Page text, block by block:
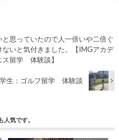
思っていたので人一倍いや二倍ぐ
ないと気付きました。【IMGアカデ
ス留学 体験談】
学生：ゴルフ留学 体験談
人気です。